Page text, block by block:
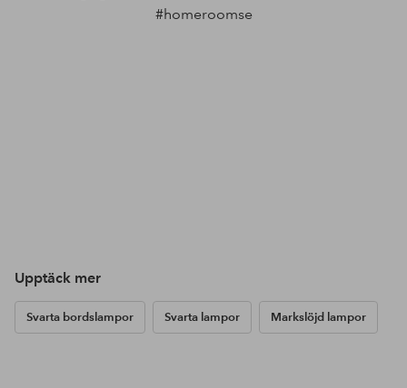
#homeroomse
Upptäck mer
Svarta bordslampor Svarta lampor Markslöjd lampor